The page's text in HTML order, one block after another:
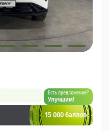
Есть предложение?
Улучшим!
15 000 баллов